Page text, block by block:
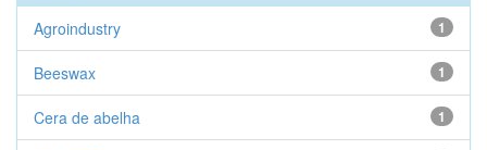
1
Agroindustry
1
Beeswax
1
Cera de abelha